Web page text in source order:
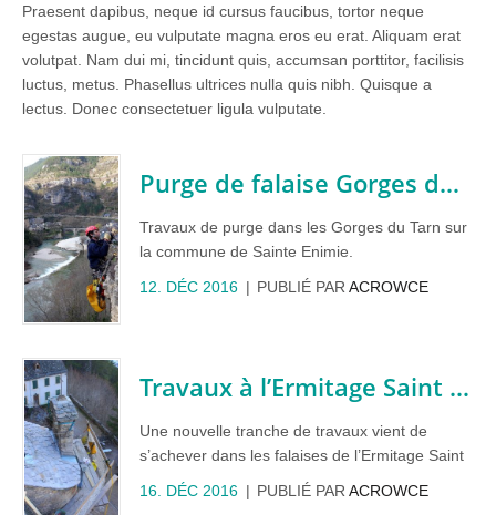
Praesent dapibus, neque id cursus faucibus, tortor neque
egestas augue, eu vulputate magna eros eu erat. Aliquam erat
volutpat. Nam dui mi, tincidunt quis, accumsan porttitor, facilisis
luctus, metus. Phasellus ultrices nulla quis nibh. Quisque a
lectus. Donec consectetuer ligula vulputate.
Purge de falaise Gorges du Tarn
Travaux de purge dans les Gorges du Tarn sur
la commune de Sainte Enimie.
12. DÉC 2016
PUBLIÉ PARACROWCE
Travaux à l’Ermitage Saint Privat à Mende
Une nouvelle tranche de travaux vient de
s’achever dans les falaises de l’Ermitage Saint
Privat. 300m2 de grillage pare-pierre finissent
de sécuriser la falaise. L’Emitage se voit doter
16. DÉC 2016 PUBLIÉ PARACROWCE